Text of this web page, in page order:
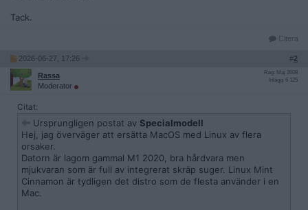
Tack.
Citera
2026-06-27, 17:26 #2
Rassa
Moderator
Reg: Maj 2008
Inlägg: 6 125
Citat:
Ursprungligen postat av Specialmodell
Hej, jag överväger att ersätta MacOS med Linux av flera
orsaker.
Datorn är lagom gammal M1 2020, bra hårdvara men
mjukvaran som är full av integrerat skräp suger. Linux Mint
Cinnamon är tydligen det distro som de flesta använder i en
Mac.